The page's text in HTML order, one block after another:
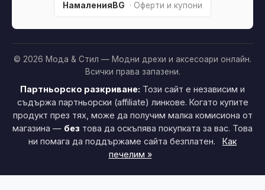
НамаленияBG · Оферти и купони
© 2026 Мода & Стил — Модни дрехи и аксесоари онлайн.
Всички права запазени.
Партньорско разкриване: Този сайт е независим и
съдържа партньорски (affiliate) линкове. Когато купите
продукт през тях, може да получим малка комисиона от
магазина — без това да оскъпява покупката за вас. Това
ни помага да поддържаме сайта безплатен.
Как
печелим »